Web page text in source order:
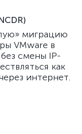
миграцию
VMware в
смены IP-
как
интернет.